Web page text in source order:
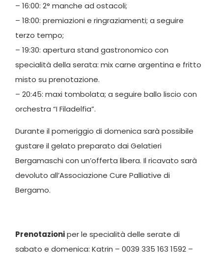
– 16:00: 2° manche ad ostacoli;
– 18:00: premiazioni e ringraziamenti; a seguire
terzo tempo;
– 19:30: apertura stand gastronomico con
specialità della serata: mix carne argentina e fritto
misto su prenotazione.
– 20:45: maxi tombolata; a seguire ballo liscio con
orchestra “I Filadelfia”.
Durante il pomeriggio di domenica sarà possibile
gustare il gelato preparato dai Gelatieri
Bergamaschi con un’offerta libera. Il ricavato sarà
devoluto all’Associazione Cure Palliative di
Bergamo.
Prenotazioniper le specialità delle serate di
sabato e domenica: Katrin – 0039 335 163 1592 –